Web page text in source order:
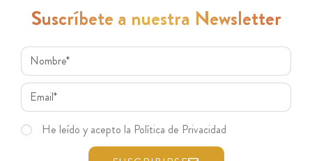
Suscríbete a nuestra Newsletter
He leído y acepto la Política de Privacidad